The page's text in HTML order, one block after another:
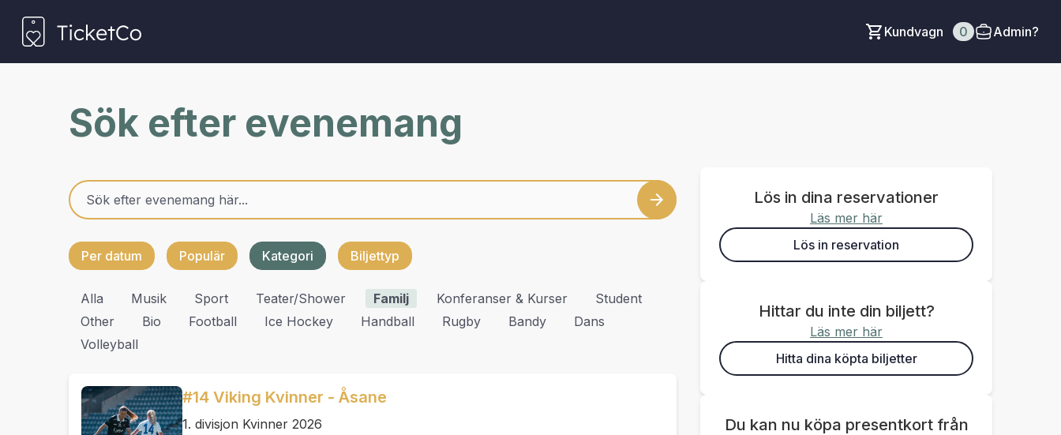
Kundvagn 0 Admin?
Sök efter evenemang
Per datum Populär Kategori Biljettyp
Alla Musik Sport Teater/shower Familj Konferanser & Kurser
Student
Other
Bio Football Ice Hockey Handball Rugby Bandy
Dans
Volleyball
#14 Viking Kvinner - Åsane
1. divisjon Kvinner 2026
Lös in dina reservationer
Läs mer här
Lös in reservation
Hittar du inte din biljett?
Läs mer här
Hitta dina köpta biljetter
Du kan nu köpa presentkort från